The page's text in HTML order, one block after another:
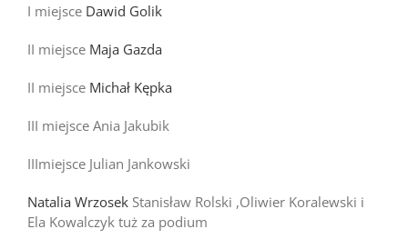
I miejsce Dawid Golik
II miejsce Maja Gazda
II miejsce Michał Kępka
III miejsce Ania Jakubik
IIImiejsce Julian Jankowski
Natalia WrzosekStanisław Rolski ,Oliwier Koralewski i
Ela Kowalczyk tuż za podium